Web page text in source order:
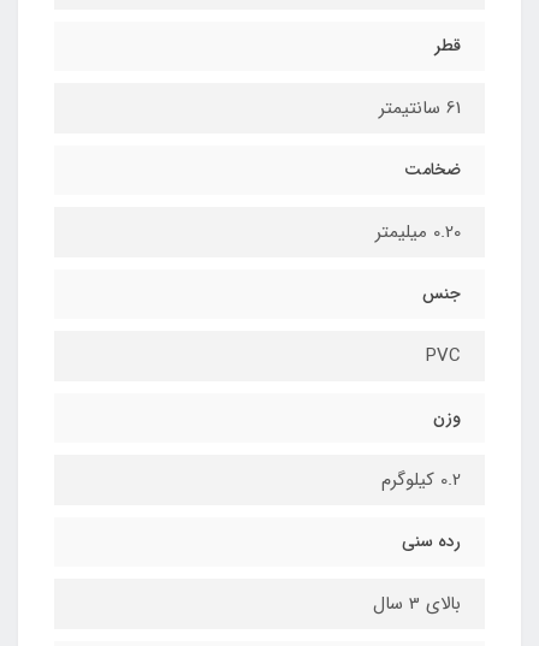
قطر
61 سانتیمتر
ضخامت
0.20 میلیمتر
جنس
PVC
وزن
0.2 کیلوگرم
رده سنی
بالای 3 سال